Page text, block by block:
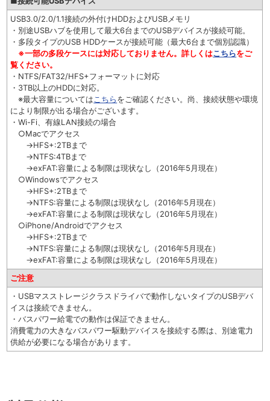
USB3.0/2.0/1.1接続の外付けHDDおよびUSBメモリ
・別途USBハブを使用して最大6台までのUSBデバイスが接続可能。
・多段タイプのUSB HDDケースが接続可能（最大6台まで個別認識）
※一部の多段ケースには対応しておりません。詳しくはこちらをご
覧ください。
・NTFS/FAT32/HFS+フォーマットに対応
・3TB以上のHDDに対応。
※最大容量については こちらをご確認ください。尚、接続状態や環境
により制限が出る場合がございます。
・Wi-Fi、有線LAN接続の場合
○Macでアクセス
→HFS+:2TBまで
→NTFS:4TBまで
→exFAT:容量による制限は現状なし（2016年5月現在）
○Windowsでアクセス
→HFS+:2TBまで
→NTFS:容量による制限は現状なし（2016年5月現在）
→exFAT:容量による制限は現状なし（2016年5月現在）
○iPhone/Androidでアクセス
→HFS+:2TBまで
→NTFS:容量による制限は現状なし（2016年5月現在）
→exFAT:容量による制限は現状なし（2016年5月現在）
ご注意
・USBマスストレージクラスドライバで動作しないタイプのUSBデバ
イスは接続できません。
・バスパワー給電での動作は保証できません。
消費電力の大きなバスパワー駆動デバイスを接続する際は、別途電力
供給が必要になる場合があります。